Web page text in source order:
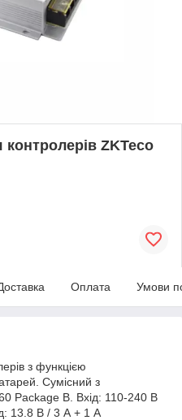
ZKTeco
Оплата Умови
з функцією
Сумісний з
Package B. Вхід: 110-240 В
13.8 В / 3 А + 1 А